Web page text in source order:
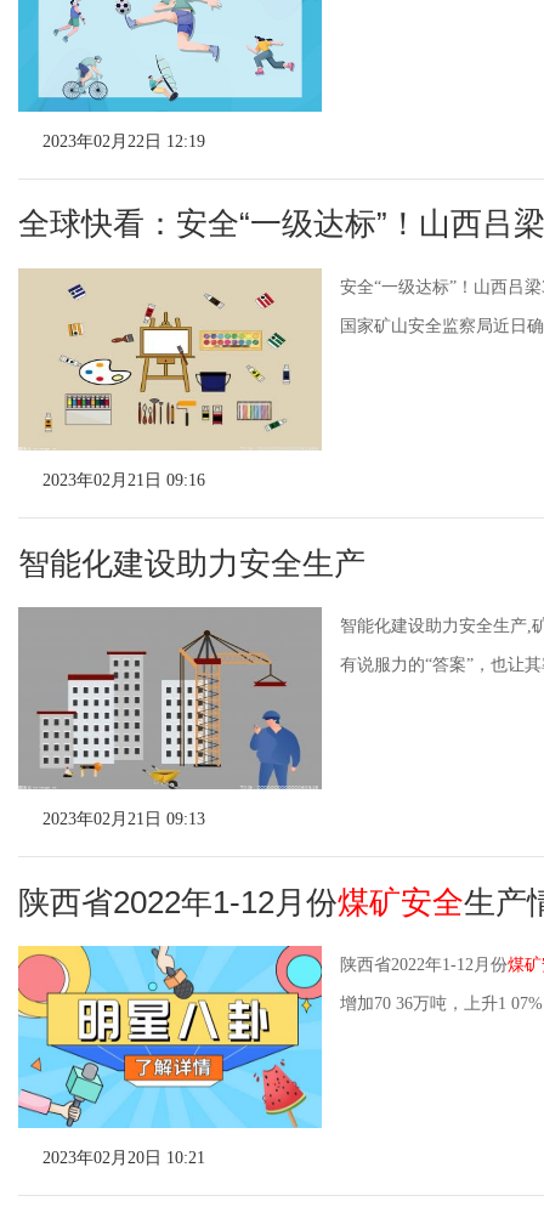
2023年02月22日 12:19
全球快看：安全“一级达标”！山西吕
安全“一级达标”！山西吕
国家矿山安全监察局近日
2023年02月21日 09:16
智能化建设助力安全生产
智能化建设助力安全生产,
有说服力的“答案”，也让
2023年02月21日 09:13
陕西省2022年1-12月份煤矿安全生产
陕西省2022年1-12月份煤
增加70 36万吨，上升1
2023年02月20日 10:21